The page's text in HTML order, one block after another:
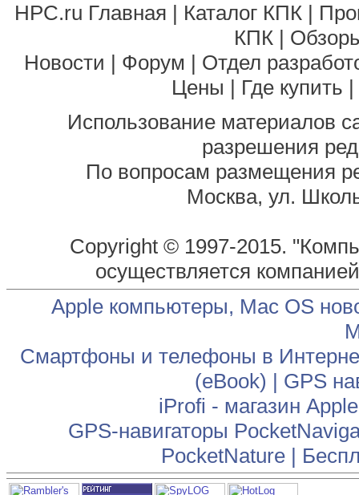
HPC.ru Главная | Каталог КПК |
КПК |
Новости | Форум | Отдел
Цены | Где купить |
Использование материалов
разрешения
По вопросам размещения
Москва, ул.
Copyright © 1997-2015.
осуществляется
Apple компьютеры, Mac OS
Смартфоны и телефоны в
(eBook) | GPS
iProfi - магазин
GPS-навигаторы
PocketNature|